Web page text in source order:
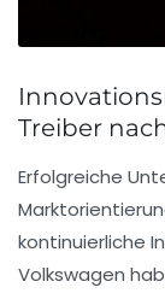
Treiber
Erfolgreiche
kontinuierliche
Volkswagen